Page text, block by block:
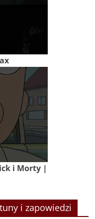
i Morty |
i zapowiedzi